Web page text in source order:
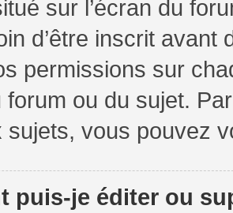
sur l’écran du
d’être inscrit
permissions sur
forum ou du sujet.
sujets, vous pouvez
puis-je éditer ou